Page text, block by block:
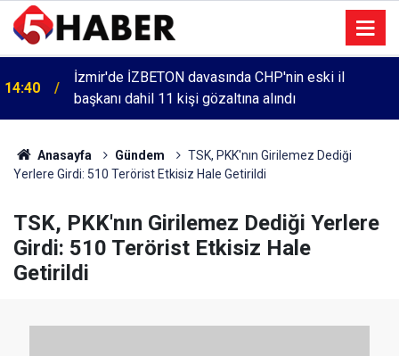
14:40
İzmir'de İZBETON davasında CHP'nin eski il
başkanı dahil 11 kişi gözaltına alındı
Anasayfa Gündem
TSK, PKK'nın Girilemez Dediği
Yerlere Girdi: 510 Terörist Etkisiz Hale Getirildi
TSK, PKK'nın Girilemez Dediği Yerlere
Girdi: 510 Terörist Etkisiz Hale
Getirildi